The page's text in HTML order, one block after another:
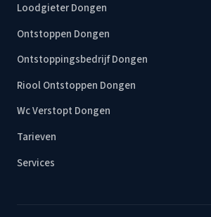
Loodgieter Dongen
Ontstoppen Dongen
Ontstoppingsbedrijf Dongen
Riool Ontstoppen Dongen
Wc Verstopt Dongen
Tarieven
Services